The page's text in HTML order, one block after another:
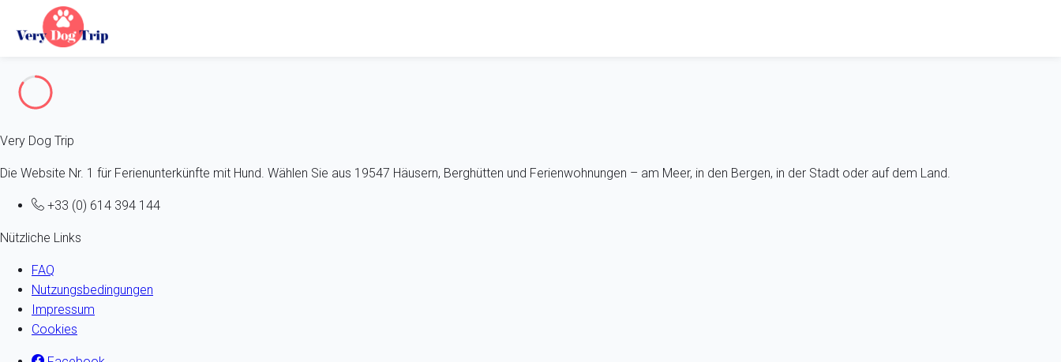
Fehler 404
Very Dog Trip
Die Website Nr. 1 für Ferienunterkünfte mit Hund. Wählen Sie aus 19547 Häusern, Berghütten und Ferienwohnungen – am Meer, in den Bergen, in der Stadt oder auf dem Land.
+33 (0) 614 394 144
Nützliche Links
FAQ
Nutzungsbedingungen
Impressum
Cookies